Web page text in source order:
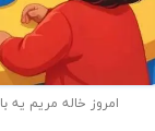
امروز خاله مریم یه